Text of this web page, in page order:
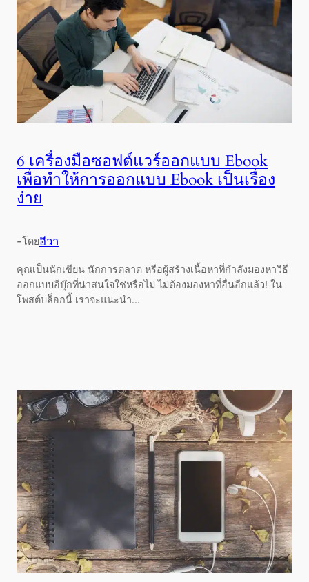
6 เครื่องมือซอฟต์แวร์ออกแบบ Ebook
เพื่อทำให้การออกแบบ Ebook เป็นเรื่อง
ง่าย
-โดยอีวา
คุณเป็นนักเขียน นักการตลาด หรือผู้สร้างเนื้อหาที่กำลังมองหาวิธี
ออกแบบอีบุ๊กที่น่าสนใจใช่หรือไม่ ไม่ต้องมองหาที่อื่นอีกแล้ว! ใน
โพสต์บล็อกนี้ เราจะแนะนำ...